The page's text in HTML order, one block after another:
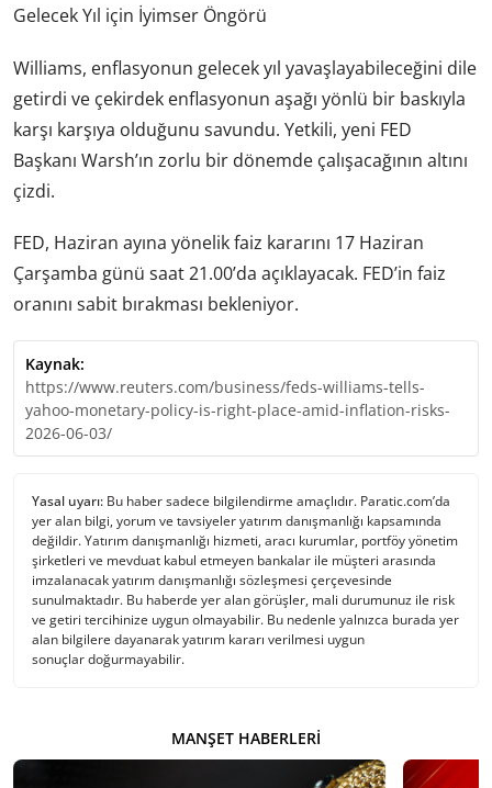
Gelecek Yıl için İyimser Öngörü
Williams, enflasyonun gelecek yıl yavaşlayabileceğini dile
getirdi ve çekirdek enflasyonun aşağı yönlü bir baskıyla
karşı karşıya olduğunu savundu. Yetkili, yeni FED
Başkanı Warsh’ın zorlu bir dönemde çalışacağının altını
çizdi.
FED, Haziran ayına yönelik faiz kararını 17 Haziran
Çarşamba günü saat 21.00’da açıklayacak. FED’in faiz
oranını sabit bırakması bekleniyor.
Kaynak:
https://www.reuters.com/business/feds-williams-tells-
yahoo-monetary-policy-is-right-place-amid-inflation-risks-
2026-06-03/
Yasal uyarı: Bu haber sadece bilgilendirme amaçlıdır. Paratic.com’da
yer alan bilgi, yorum ve tavsiyeler yatırım danışmanlığı kapsamında
değildir. Yatırım danışmanlığı hizmeti, aracı kurumlar, portföy yönetim
şirketleri ve mevduat kabul etmeyen bankalar ile müşteri arasında
imzalanacak yatırım danışmanlığı sözleşmesi çerçevesinde
sunulmaktadır. Bu haberde yer alan görüşler, mali durumunuz ile risk
ve getiri tercihinize uygun olmayabilir. Bu nedenle yalnızca burada yer
alan bilgilere dayanarak yatırım kararı verilmesi uygun
sonuçlar doğurmayabilir.
MANŞET HABERLERI